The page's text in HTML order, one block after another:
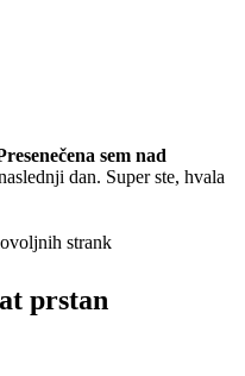
sem nad
dan. Super ste, hvala
strank
prstan